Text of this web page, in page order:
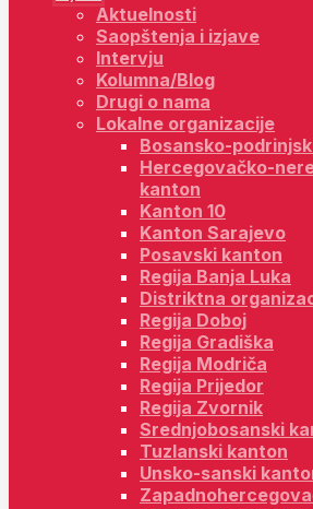
Aktuelnosti
Saopštenja i izjave
Intervju
Kolumna/Blog
Drugi o nama
Lokalne organizacije
Bosansko-
Hercegovačko-
kanton
Kanton 10
Kanton Sarajevo
Posavski kanton
Regija Banja Luka
Distriktna
Regija Doboj
Regija Gradiška
Regija Modriča
Regija Prijedor
Regija Zvornik
Srednjobosanski
Tuzlanski kanton
Unsko-sanski